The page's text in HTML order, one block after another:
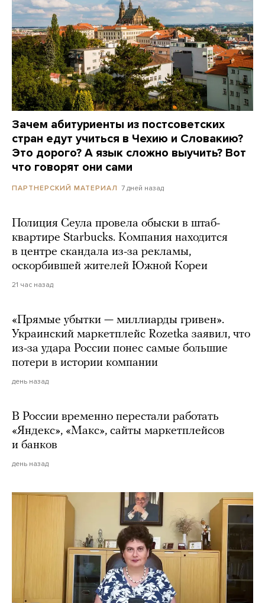
Зачем абитуриенты из постсоветских
стран едут учиться в Чехию и Словакию?
Это дорого? А язык сложно выучить? Вот
что говорят они сами
ПАРТНЕРСКИЙ МАТЕРИАЛ 7 дней назад
Полиция Сеула провела обыски в штаб-
квартире Starbucks. Компания находится
в центре скандала из-за рекламы,
оскорбившей жителей Южной Кореи
21 час назад
«Прямые убытки — миллиарды гривен».
Украинский маркетплейс Rozetka заявил, что
из-за удара России понес самые большие
потери в истории компании
день назад
В России временно перестали работать
«Яндекс», «Макс», сайты маркетплейсов
и банков
день назад